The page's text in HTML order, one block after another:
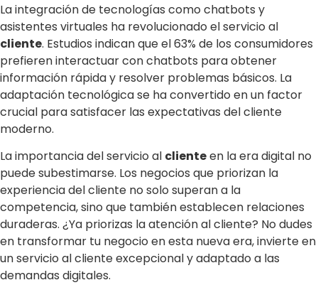
La integración de tecnologías como chatbots y
asistentes virtuales ha revolucionado el servicio al
cliente. Estudios indican que el 63% de los consumidores
prefieren interactuar con chatbots para obtener
información rápida y resolver problemas básicos. La
adaptación tecnológica se ha convertido en un factor
crucial para satisfacer las expectativas del cliente
moderno.
La importancia del servicio al clienteen la era digital no
puede subestimarse. Los negocios que priorizan la
experiencia del cliente no solo superan a la
competencia, sino que también establecen relaciones
duraderas. ¿Ya priorizas la atención al cliente? No dudes
en transformar tu negocio en esta nueva era, invierte en
un servicio al cliente excepcional y adaptado a las
demandas digitales.